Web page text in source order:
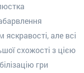
яскравості, але всі
схожості з цією
гри